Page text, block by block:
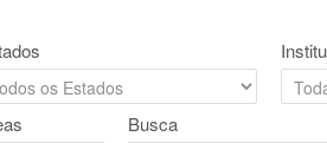
Busca